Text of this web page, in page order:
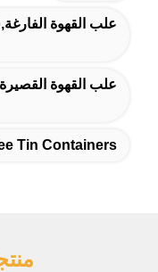
علب القهوة
علب القهوة القصيرة بطاقة 250 غرام,علب القهوة القصيرة بقدرة 500
Tin Containers